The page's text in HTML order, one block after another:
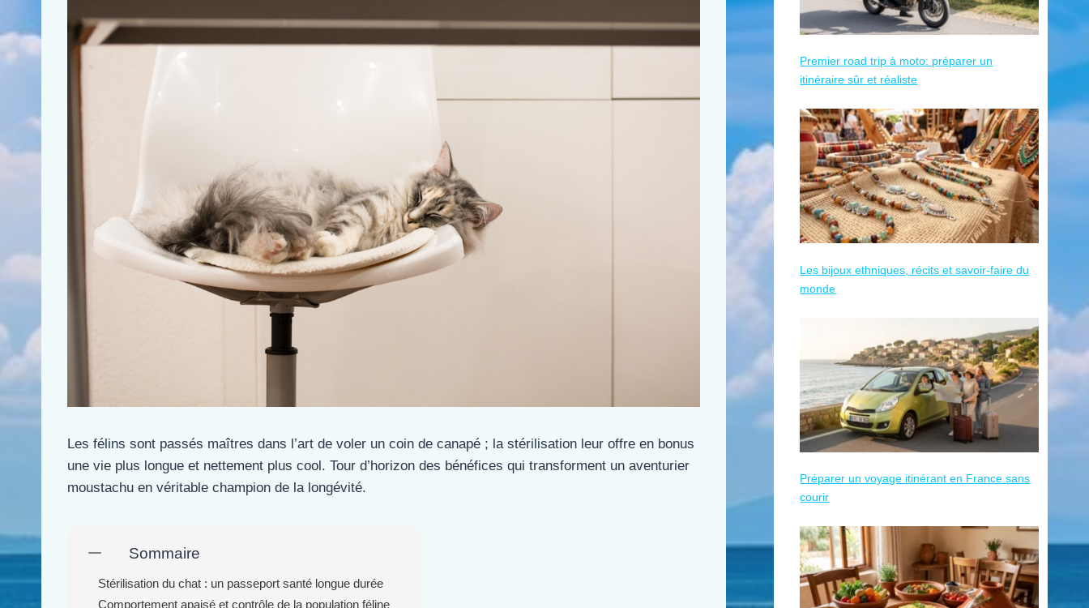
Les félins sont passés maîtres dans l’art de voler un coin de canapé ; la stérilisation leur offre en bonus
une vie plus longue et nettement plus cool. Tour d’horizon des bénéfices qui transforment un aventurier
moustachu en véritable champion de la longévité.
Sommaire
Stérilisation du chat : un passeport santé longue durée
Comportement apaisé et contrôle de la population féline
Premier road trip à moto: préparer un
itinéraire sûr et réaliste
Les bijoux ethniques, récits et savoir-faire du
monde
Préparer un voyage itinérant en France sans
courir